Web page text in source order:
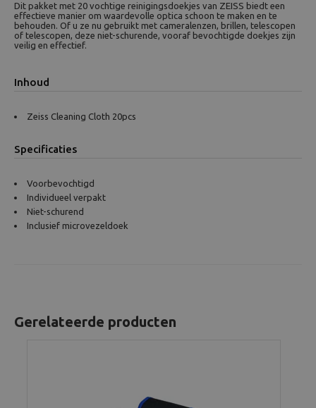
Dit pakket met 20 vochtige reinigingsdoekjes van ZEISS biedt een
effectieve manier om waardevolle optica schoon te maken en te
behouden. Of u ze nu gebruikt met cameralenzen, brillen, telescopen
of telescopen, deze niet-schurende, vooraf bevochtigde doekjes zijn
veilig en effectief.
Inhoud
Zeiss Cleaning Cloth 20pcs
Specificaties
Voorbevochtigd
Individueel verpakt
Niet-schurend
Inclusief microvezeldoek
Gerelateerde producten